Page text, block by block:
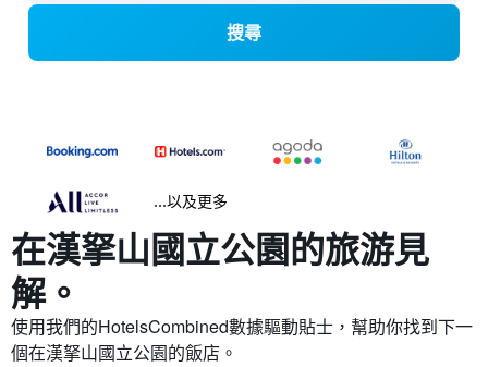
搜尋
...以及更多
在漢拏山國立公園​的旅游見
解。
使用我們的HotelsCombined數據驅動貼士，幫助你找到下一
個在漢拏山國立公園​的飯店。